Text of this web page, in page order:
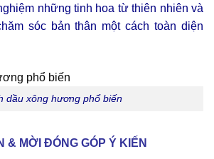
những tinh hoa từ thiên nhiên và
sóc bản thân một cách toàn diện
dầu xông hương phổ biến
& MỜI ĐÓNG GÓP Ý KIẾN